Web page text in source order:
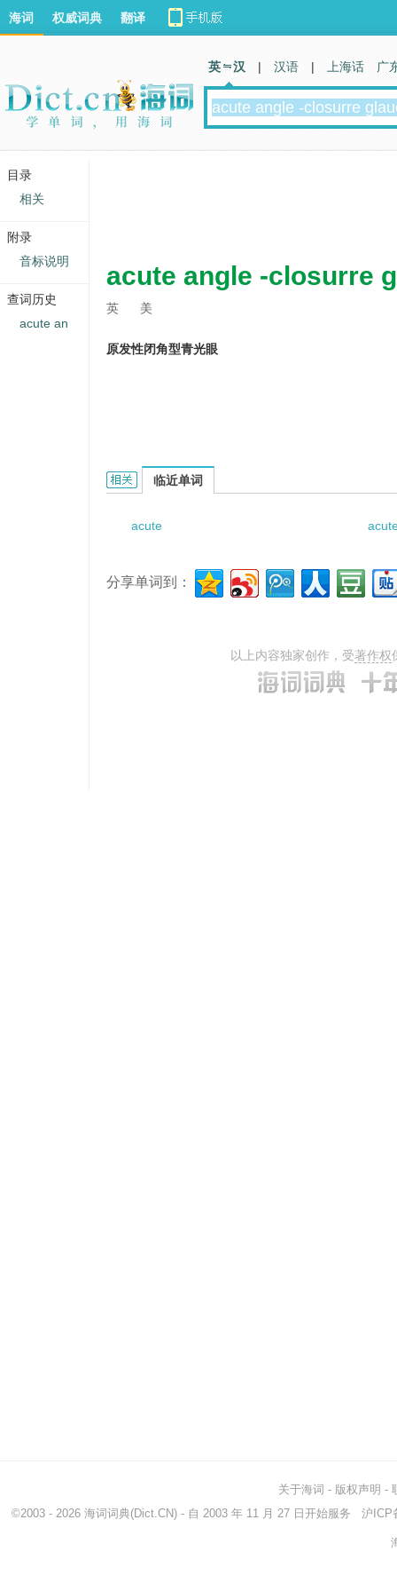
acute angle -closurre
英 美
原发性闭角型青光眼
Acute angle -closurre glaucoma的相关资料：
临近单词
acute
分享单词到：
以上内容独家创作，受著作权
海词 权威词典 翻译
英 汉 | 汉语 | 上海话 广
关于海词 - 版权声明 -
©2003 - 2026 海词词典(Dict.CN) - 自 2003 年 11 月 27 日开始服务 沪ICP
目录
相关
附录
音标说明
查词历史
acute an